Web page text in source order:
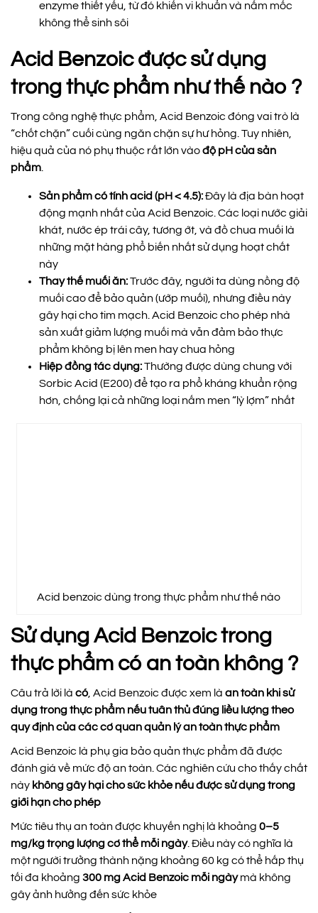
enzyme thiết yếu, từ đó khiến vi khuẩn và nấm mốc
không thể sinh sôi
Acid Benzoic được sử dụng
trong thực phẩm như thế nào ?
Trong công nghệ thực phẩm, Acid Benzoic đóng vai trò là
“chốt chặn” cuối cùng ngăn chặn sự hư hỏng. Tuy nhiên,
hiệu quả của nó phụ thuộc rất lớn vàođộ pH của sản
phẩm
Sản phẩm có tính acid (pH < 4.5):Đây là địa bàn hoạt
động mạnh nhất của Acid Benzoic. Các loại nước giải
khát, nước ép trái cây, tương ớt, và đồ chua muối là
những mặt hàng phổ biến nhất sử dụng hoạt chất
này
Thay thế muối ăn:Trước đây, người ta dùng nồng độ
muối cao để bảo quản (ướp muối), nhưng điều này
gây hại cho tim mạch. Acid Benzoic cho phép nhà
sản xuất giảm lượng muối mà vẫn đảm bảo thực
phẩm không bị lên men hay chua hỏng
Hiệp đồng tác dụng:Thường được dùng chung với
Sorbic Acid (E200) để tạo ra phổ kháng khuẩn rộng
hơn, chống lại cả những loại nấm men “lỳ lợm” nhất
Acid benzoic dùng trong thực phẩm như thế nào
Sử dụng Acid Benzoic trong
thực phẩm có an toàn không ?
Câu trả lời là có, Acid Benzoic được xem là an toàn khi sử
dụng trong thực phẩm nếu tuân thủ đúng liều lượng theo
quy định của các cơ quan quản lý an toàn thực phẩm
Acid Benzoic là phụ gia bảo quản thực phẩm đã được
đánh giá về mức độ an toàn. Các nghiên cứu cho thấy chất
này không gây hại cho sức khỏe nếu được sử dụng trong
giới hạn cho phép
Mức tiêu thụ an toàn được khuyến nghị là khoảng 0–5
mg/kg trọng lượng cơ thể mỗi ngày. Điều này có nghĩa là
một người trưởng thành nặng khoảng 60 kg có thể hấp thụ
tối đa khoảng 300 mg Acid Benzoic mỗi ngàymà không
gây ảnh hưởng đến sức khỏe